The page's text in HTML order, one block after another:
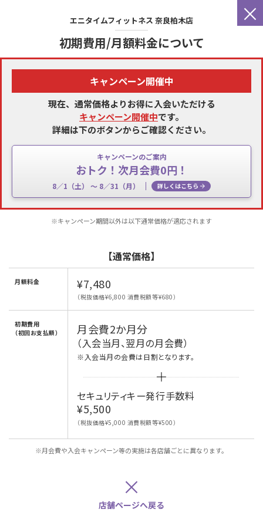
×
エニタイムフィットネス 奈良柏木店
初期費用/月額料金について
キャンペーン開催中
現在、通常価格よりお得に入会いただける
キャンペーン開催中です。
詳細は下のボタンからご確認ください。
キャンペーンのご案内
おトク！次月会費0円！
8／1（土） 〜 8／31（月） 詳しくはこちら
※キャンペーン期間以外は以下通常価格が適応されます
【通常価格】
月額料金 ¥7,480
（税抜価格¥6,800 消費税額等¥680）
初期費用
（初回お支払額）
月会費2か月分
（入会当月、翌月の月会費）
※入会当月の会費は日割となります。
セキュリティキー発行手数料
¥5,500
（税抜価格¥5,000 消費税額等¥500）
※月会費や入会キャンペーン等の実施は各店舗ごとに異なります。
×
店舗ページへ戻る